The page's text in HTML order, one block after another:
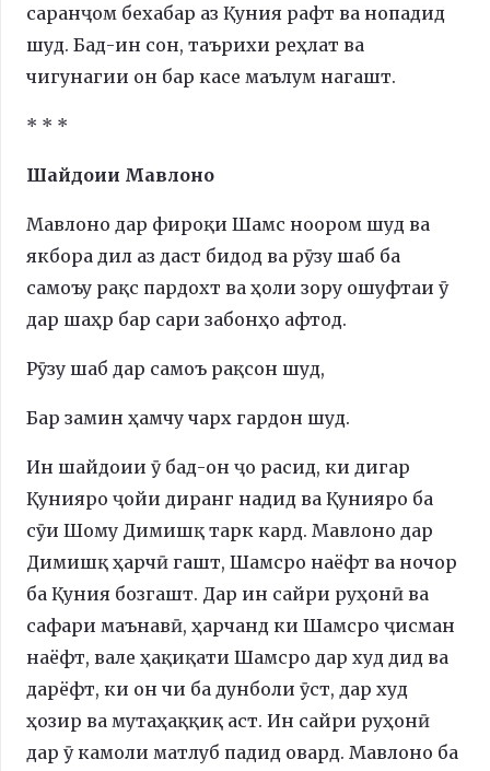
саранҷом бехабар аз Қуния рафт ва нопадид
шуд. Бад-ин сон, таърихи реҳлат ва
чигунагии он бар касе маълум нагашт.
* * *
Шайдоии Мавлоно
Мавлоно дар фироқи Шамс ноором шуд ва
якбора дил аз даст бидод ва рӯзу шаб ба
самоъу рақс пардохт ва ҳоли зору ошуфтаи ӯ
дар шаҳр бар сари забонҳо афтод.
Рӯзу шаб дар самоъ рақсон шуд,
Бар замин ҳамчу чарх гардон шуд.
Ин шайдоии ӯ бад-он ҷо расид, ки дигар
Қунияро ҷойи диранг надид ва Қунияро ба
сӯи Шому Димишқ тарк кард. Мавлоно дар
Димишқ ҳарчӣ гашт, Шамсро наёфт ва ночор
ба Қуния бозгашт. Дар ин сайри руҳонӣ ва
сафари маънавӣ, ҳарчанд ки Шамсро ҷисман
наёфт, вале ҳақиқати Шамсро дар худ дид ва
дарёфт, ки он чи ба дунболи ӯст, дар худ
ҳозир ва мутаҳаққиқ аст. Ин сайри руҳонӣ
дар ӯ камоли матлуб падид овард. Мавлоно ба